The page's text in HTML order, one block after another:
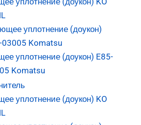
уплотнение (доукон) E85-
Komatsu
уплотнение (доукон) KO